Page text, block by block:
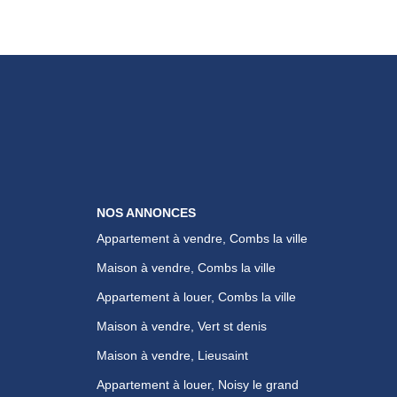
NOS ANNONCES
Appartement à vendre, Combs la ville
Maison à vendre, Combs la ville
Appartement à louer, Combs la ville
Maison à vendre, Vert st denis
Maison à vendre, Lieusaint
Appartement à louer, Noisy le grand